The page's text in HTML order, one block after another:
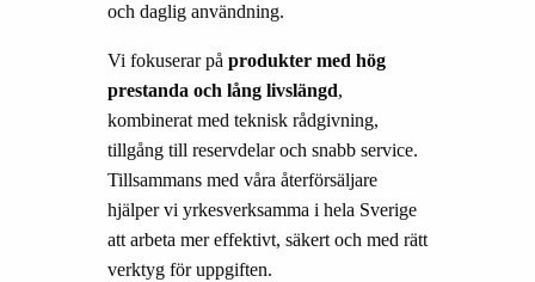
och daglig användning.
Vi fokuserar på produkter med hög
prestanda och lång livslängd,
kombinerat med teknisk rådgivning,
tillgång till reservdelar och snabb service.
Tillsammans med våra återförsäljare
hjälper vi yrkesverksamma i hela Sverige
att arbeta mer effektivt, säkert och med rätt
verktyg för uppgiften.